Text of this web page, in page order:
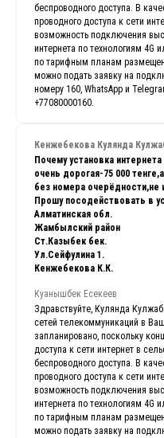
беспроводного доступа. В
проводного доступа к сети
возможность подключения
интернета по технологиям 4G
по тарифным планам
можно подать заявку на
номеру 160, WhatsApp и
+77080000160.
Кенжебекова Кулянда
Почему установка
очень дорогая-75 000
без номера очерёдности,не
Прошу посодействовать в
Алматинская обл.
Жамбылский район
Ст.Казыбек бек.
Ул.Сейфулина 1.
Кенжебекова К.К.
Куанышбек Есекеев
Здравствуйте, Кулянда
сетей телекоммуникаций в
запланировано, поскольку
доступа к сети интернет в
беспроводного доступа. В
проводного доступа к сети
возможность подключения
интернета по технологиям 4G
по тарифным планам
можно подать заявку на